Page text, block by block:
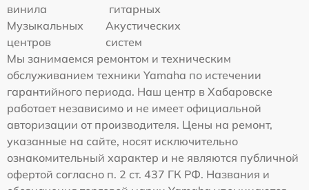
винила
гитарных
Музыкальных
центров
Акустических
систем
Мы занимаемся ремонтом и техническим
обслуживанием техники Yamaha по истечении
гарантийного периода. Наш центр в Хабаровске
работает независимо и не имеет официальной
авторизации от производителя. Цены на ремонт,
указанные на сайте, носят исключительно
ознакомительный характер и не являются публичной
офертой согласно п. 2 ст. 437 ГК РФ. Названия и